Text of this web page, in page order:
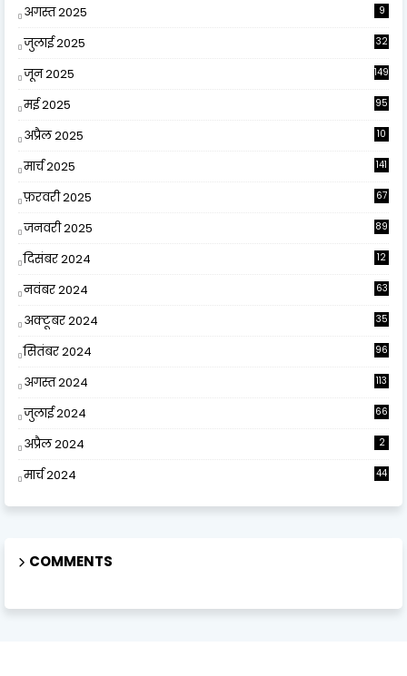
अगस्त 2025 9
जुलाई 2025 32
जून 2025 149
मई 2025 95
अप्रैल 2025
10
मार्च 2025 141
फ़रवरी 2025 67
जनवरी 2025 89
दिसंबर 2024
12
नवंबर 2024 63
अक्टूबर 2024 35
सितंबर 2024 96
अगस्त 2024 113
जुलाई 2024 66
अप्रैल 2024 2
मार्च 2024 44
COMMENTS